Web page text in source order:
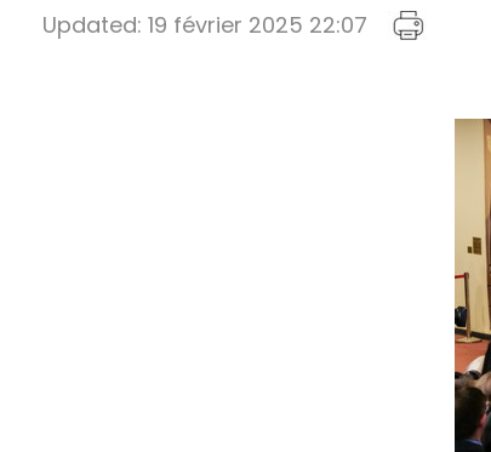
Updated: 19 février 2025 22:07